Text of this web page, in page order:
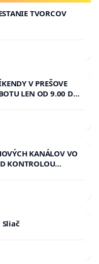
TVORCOV
V PREŠOVE
LEN OD 9.00 DO
CIEĽ 8.00 – 18.00
C-AREA NA
KANÁLOV VO
KONTROLOU
na riešenie
a odvodňovacích